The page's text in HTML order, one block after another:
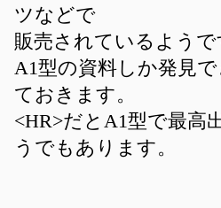
ツなどで
販売されているようで
A1型の資料しか発見
ておきます。
<HR>だとA1型で最高
うでもあります。